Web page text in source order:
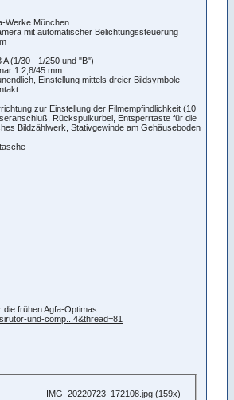
Werke München
mit automatischer Belichtungssteuerung
(1/30 - 1/250 und "B")
1:2,8/45 mm
Einstellung mittels dreier Bildsymbole
zur Einstellung der Filmempfindlichkeit (10
Rückspulkurbel, Entsperrtaste für die
Bildzählwerk, Stativgewinde am Gehäuseboden
die frühen Agfa-Optimas:
und-comp...4&thread=81
IMG_20220723_172108.jpg (159x)